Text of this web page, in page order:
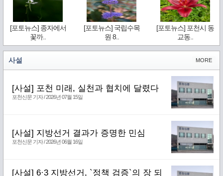
[포토뉴스] 종자에서
꽃까..
[포토뉴스] 국립수목
원 8..
[포토뉴스] 포천시 동
교동..
MORE
사설
[사설] 포천 미래, 실천과 협치에 달렸다
포천신문 기자 / 2026년 07월 15일
[사설] 지방선거 결과가 증명한 민심
포천신문 기자 / 2026년 06월 16일
[사설] 6·3 지방선거, `정책 검증`의 장 되